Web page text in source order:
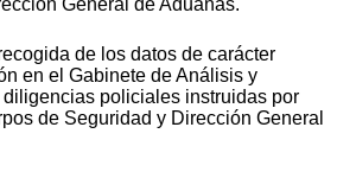
General de Aduanas.
de los datos de carácter
en el Gabinete de Análisis y
policiales instruidas por
de Seguridad y Dirección General